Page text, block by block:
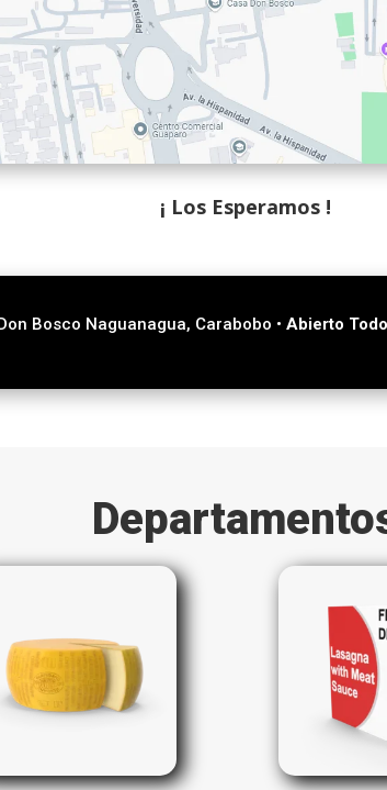
¡ Los Esperamos !
Bosco Naguanagua, Carabobo • Abierto